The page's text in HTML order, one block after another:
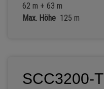
62 m + 63 m
Max. Höhe 125 m
SCC3200-T